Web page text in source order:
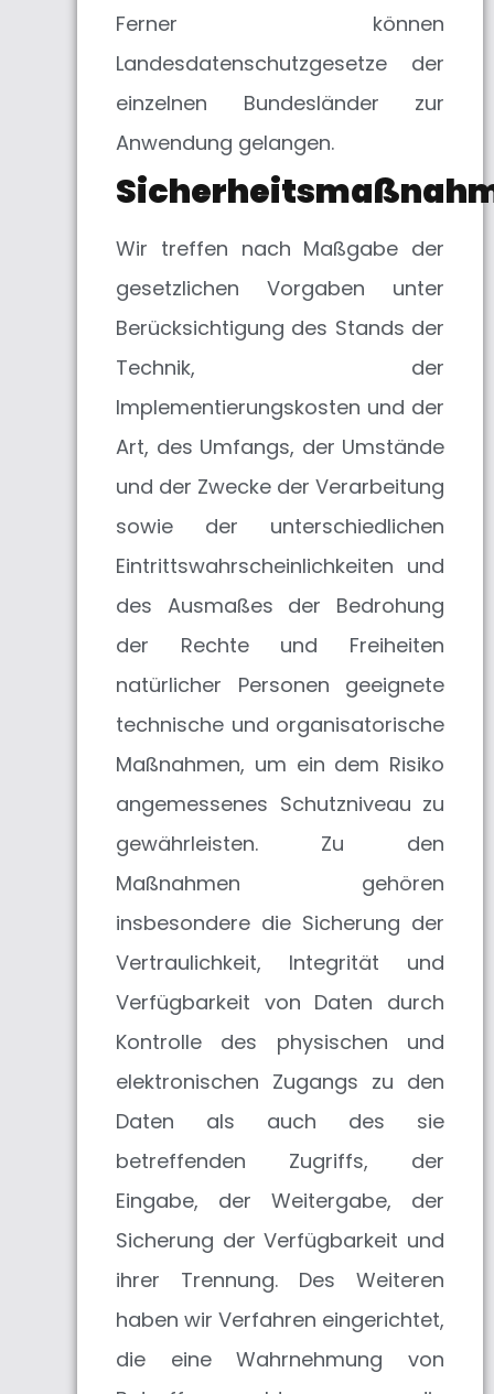
Ferner können
Landesdatenschutzgesetze der
einzelnen Bundesländer zur
Anwendung gelangen.
Wir treffen nach Maßgabe der
gesetzlichen Vorgaben unter
Berücksichtigung des Stands der
Technik, der
Implementierungskosten und der
Art, des Umfangs, der Umstände
und der Zwecke der Verarbeitung
sowie der unterschiedlichen
Eintrittswahrscheinlichkeiten und
des Ausmaßes der Bedrohung
der Rechte und Freiheiten
natürlicher Personen geeignete
technische und organisatorische
Maßnahmen, um ein dem Risiko
angemessenes Schutzniveau zu
gewährleisten. Zu den
Maßnahmen gehören
insbesondere die Sicherung der
Vertraulichkeit, Integrität und
Verfügbarkeit von Daten durch
Kontrolle des physischen und
elektronischen Zugangs zu den
Daten als auch des sie
betreffenden Zugriffs, der
Eingabe, der Weitergabe, der
Sicherung der Verfügbarkeit und
ihrer Trennung. Des Weiteren
haben wir Verfahren eingerichtet,
die eine Wahrnehmung von